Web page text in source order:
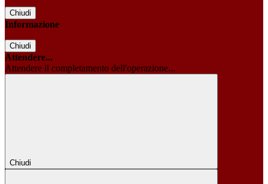
Chiudi
Informazione
Chiudi
Attendere...
Attendere il completamento dell'operazione...
Chiudi